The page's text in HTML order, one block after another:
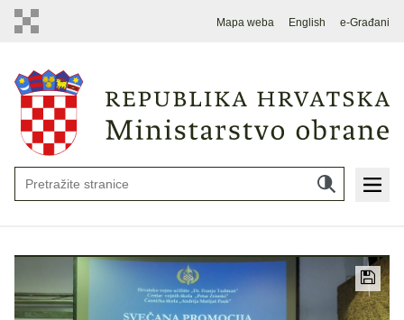
Mapa weba English e-Građani